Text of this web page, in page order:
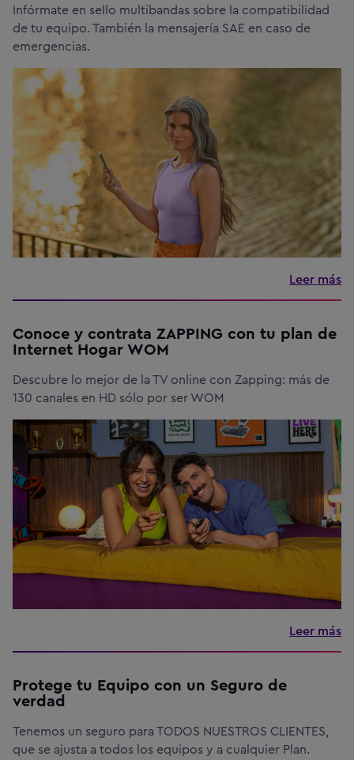
Infórmate en sello multibandas sobre la compatibilidad
de tu equipo. También la mensajería SAE en caso de
emergencias.
Leer más
Conoce y contrata ZAPPING con tu plan de
Internet Hogar WOM
Descubre lo mejor de la TV online con Zapping: más de
130 canales en HD sólo por ser WOM
Leer más
Protege tu Equipo con un Seguro de
verdad
Tenemos un seguro para TODOS NUESTROS CLIENTES,
que se ajusta a todos los equipos y a cualquier Plan.